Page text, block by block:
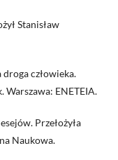
Stanisław
człowieka.
Warszawa: ENETEIA.
Przełożyła
Naukowa.